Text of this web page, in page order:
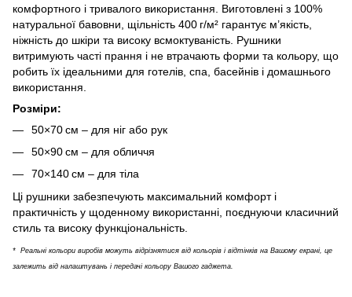
комфортного і тривалого використання. Виготовлені з 100%
натуральної бавовни, щільність 400 г/м² гарантує м’якість,
ніжність до шкіри та високу всмоктуваність. Рушники
витримують часті прання і не втрачають форми та кольору, що
робить їх ідеальними для готелів, спа, басейнів і домашнього
використання.
Розміри:
50×70 см – для ніг або рук
50×90 см – для обличчя
70×140 см – для тіла
Ці рушники забезпечують максимальний комфорт і
практичність у щоденному використанні, поєднуючи класичний
стиль та високу функціональність.
* Реальні кольори виробів можуть відрізнятися від кольорів і відтінків на Вашому екрані, це
залежить від налаштувань і передачі кольору Вашого гаджета.